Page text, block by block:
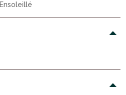
Ensoleillé